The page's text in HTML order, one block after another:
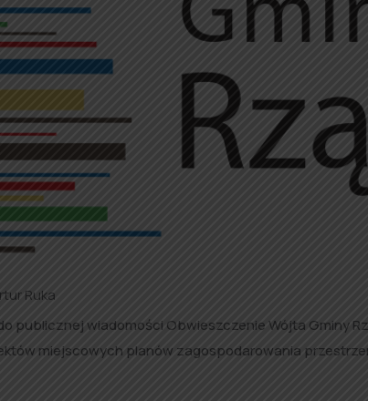
Ruka
publicznej wiadomości Obwieszczenie Wójta Gminy
miejscowych planów zagospodarowania